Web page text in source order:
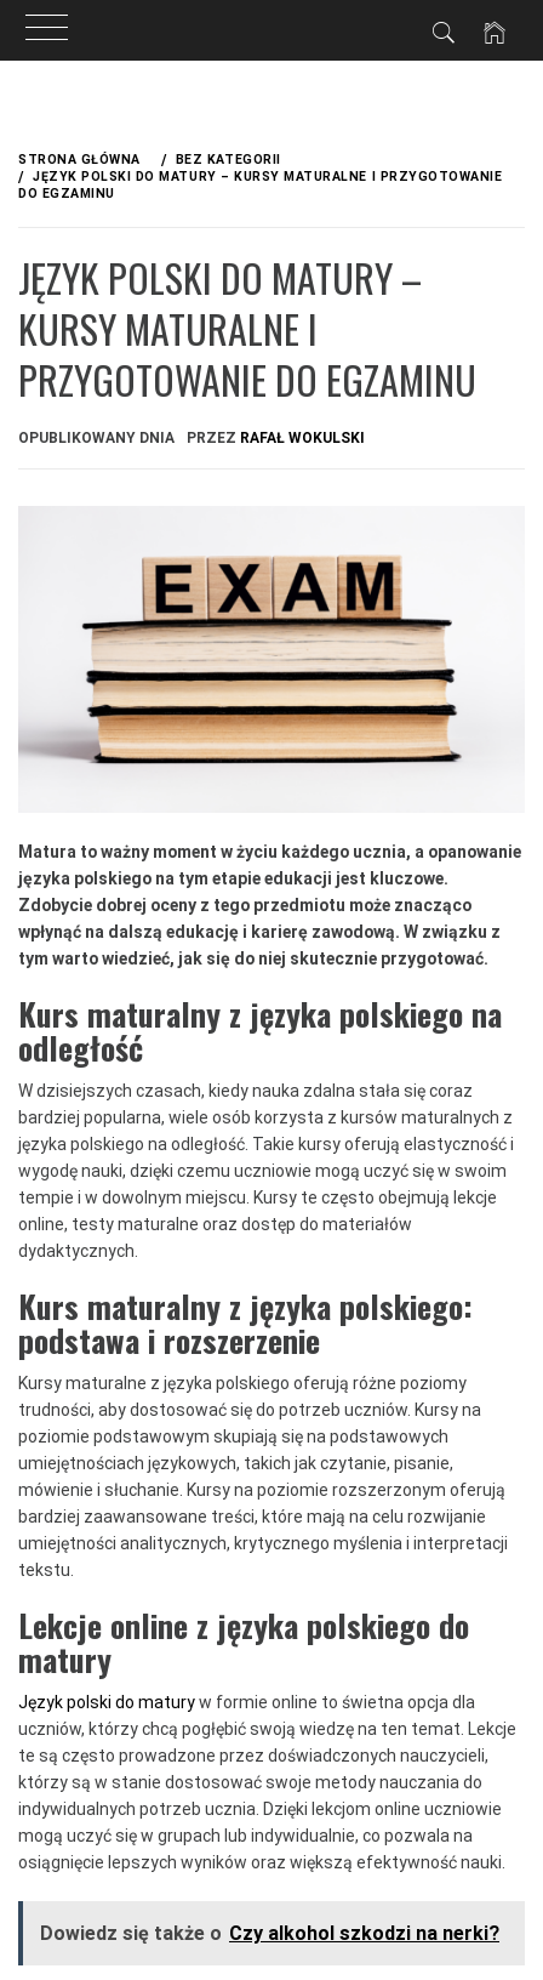
treściSTRONA GŁÓWNA
BEZ KATEGORII
JĘZYK POLSKI DO MATURY – KURSY MATURALNE I PRZYGOTOWANIE
DO EGZAMINU
JĘZYK POLSKI DO MATURY –
KURSY MATURALNE I
PRZYGOTOWANIE DO EGZAMINU
OPUBLIKOWANY DNIA PRZEZ RAFAŁ WOKULSKI
Matura to ważny moment w życiu każdego ucznia, a opanowanie
języka polskiego na tym etapie edukacji jest kluczowe.
Zdobycie dobrej oceny z tego przedmiotu może znacząco
wpłynąć na dalszą edukację i karierę zawodową. W związku z
tym warto wiedzieć, jak się do niej skutecznie przygotować.
Kurs maturalny z języka polskiego na
odległość
W dzisiejszych czasach, kiedy nauka zdalna stała się coraz
bardziej popularna, wiele osób korzysta z kursów maturalnych z
języka polskiego na odległość. Takie kursy oferują elastyczność i
wygodę nauki, dzięki czemu uczniowie mogą uczyć się w swoim
tempie i w dowolnym miejscu. Kursy te często obejmują lekcje
online, testy maturalne oraz dostęp do materiałów
dydaktycznych.
Kurs maturalny z języka polskiego:
podstawa i rozszerzenie
Kursy maturalne z języka polskiego oferują różne poziomy
trudności, aby dostosować się do potrzeb uczniów. Kursy na
poziomie podstawowym skupiają się na podstawowych
umiejętnościach językowych, takich jak czytanie, pisanie,
mówienie i słuchanie. Kursy na poziomie rozszerzonym oferują
bardziej zaawansowane treści, które mają na celu rozwijanie
umiejętności analitycznych, krytycznego myślenia i interpretacji
tekstu.
Lekcje online z języka polskiego do
matury
Język polski do maturyw formie online to świetna opcja dla
uczniów, którzy chcą pogłębić swoją wiedzę na ten temat. Lekcje
te są często prowadzone przez doświadczonych nauczycieli,
którzy są w stanie dostosować swoje metody nauczania do
indywidualnych potrzeb ucznia. Dzięki lekcjom online uczniowie
mogą uczyć się w grupach lub indywidualnie, co pozwala na
osiągnięcie lepszych wyników oraz większą efektywność nauki.
Dowiedz się także o Czy alkohol szkodzi na nerki?